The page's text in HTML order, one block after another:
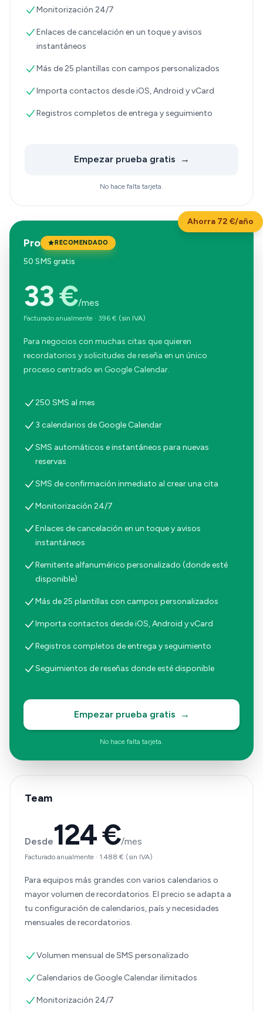
Monitorización 24/7
Enlaces de cancelación en un toque y avisos
instantáneos
Más de 25 plantillas con campos personalizados
Importa contactos desde iOS, Android y vCard
Registros completos de entrega y seguimiento
Empezar prueba gratis →
No hace falta tarjeta.
Ahorra 72 €/año
Pro RECOMENDADO
50 SMS gratis
33 €/mes
Facturado anualmente · 396 € (sin IVA)
Para negocios con muchas citas que quieren
recordatorios y solicitudes de reseña en un único
proceso centrado en Google Calendar.
250 SMS al mes
3 calendarios de Google Calendar
SMS automáticos e instantáneos para nuevas
reservas
SMS de confirmación inmediato al crear una cita
Monitorización 24/7
Enlaces de cancelación en un toque y avisos
instantáneos
Remitente alfanumérico personalizado (donde esté
disponible)
Más de 25 plantillas con campos personalizados
Importa contactos desde iOS, Android y vCard
Registros completos de entrega y seguimiento
Seguimientos de reseñas donde esté disponible
Empezar prueba gratis →
No hace falta tarjeta.
Team
Desde124 €/mes
Facturado anualmente · 1.488 € (sin IVA)
Para equipos más grandes con varios calendarios o
mayor volumen de recordatorios. El precio se adapta a
tu configuración de calendarios, país y necesidades
mensuales de recordatorios.
Volumen mensual de SMS personalizado
Calendarios de Google Calendar ilimitados
Monitorización 24/7